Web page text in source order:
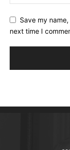
Save my
next time I